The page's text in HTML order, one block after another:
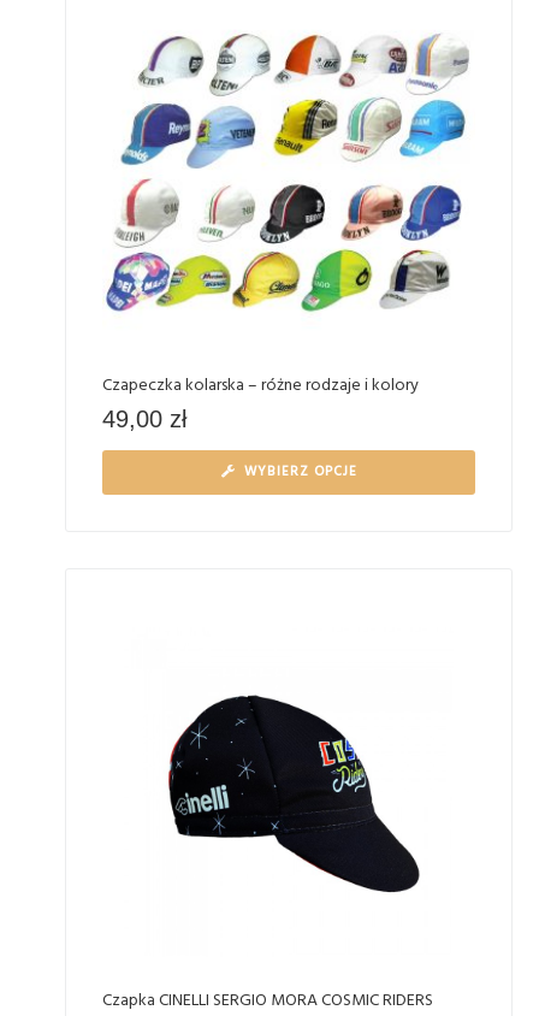
Czapeczka kolarska – różne rodzaje i kolory
49,00 zł
WYBIERZ OPCJE
Czapka CINELLI SERGIO MORA COSMIC RIDERS